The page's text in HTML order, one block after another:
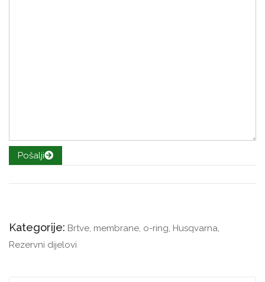
Pošalji
Kategorije: Brtve, membrane, o-ring, Husqvarna,
Rezervni dijelovi